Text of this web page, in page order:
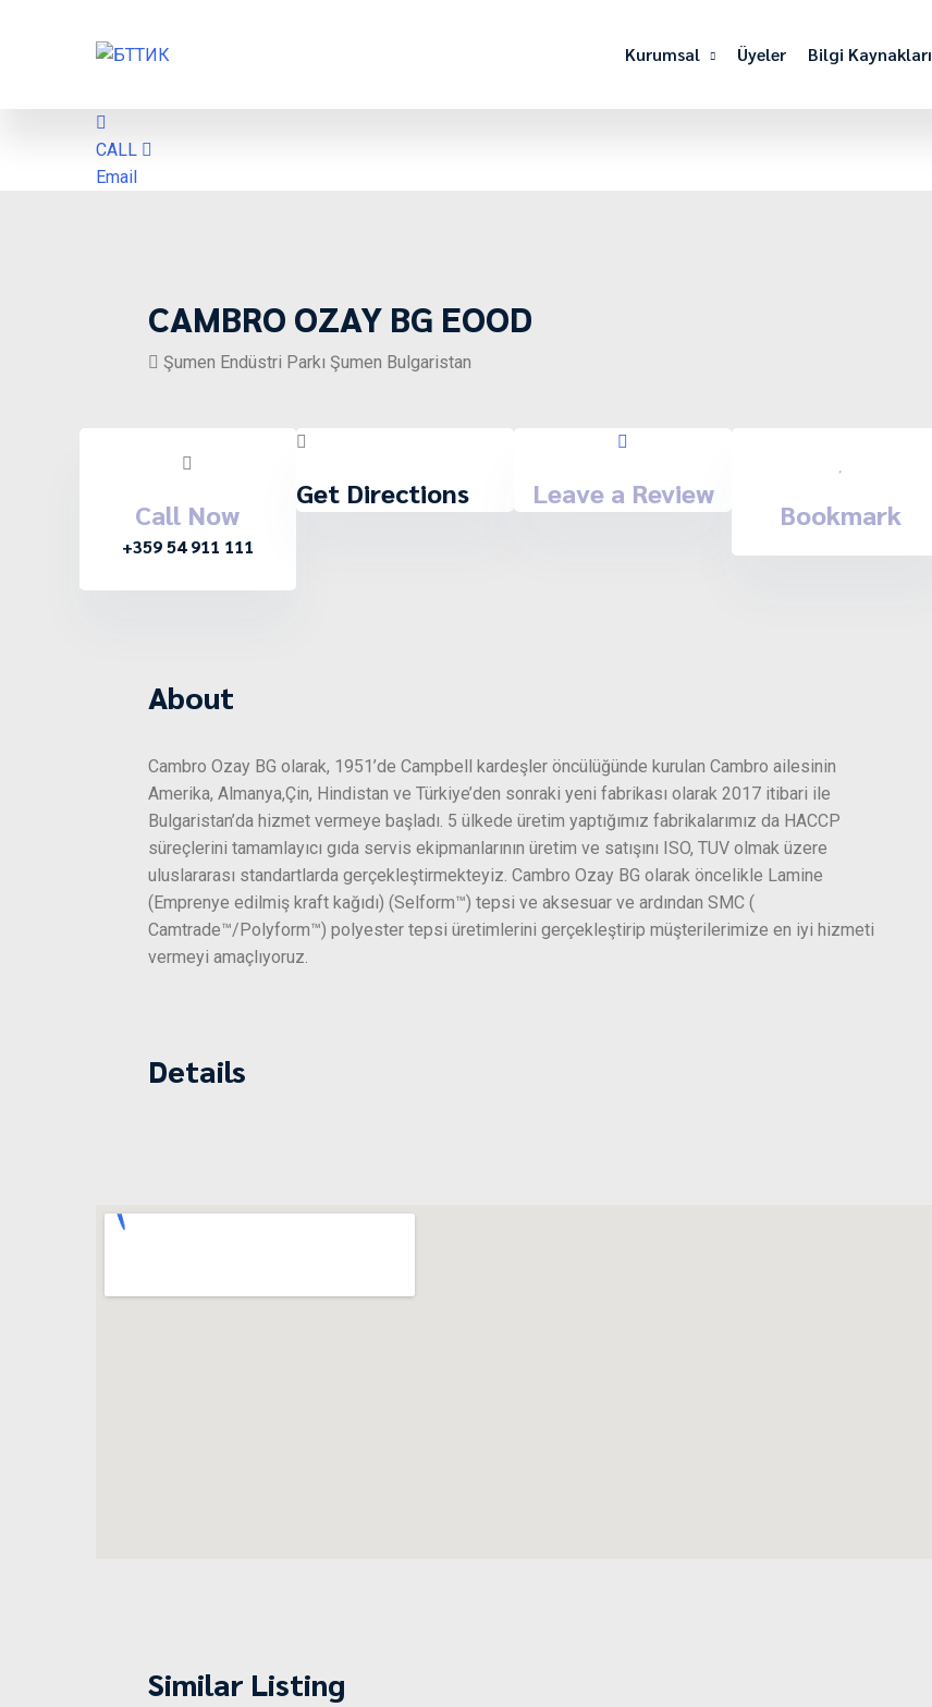
Kurumsal Üyeler Bilgi Kaynakları
CALL
Email
CAMBRO OZAY BG EOOD
Şumen Endüstri Parkı Şumen Bulgaristan
Call Now
+359 54 911 111
Get Directions Leave a Review
Bookmark
About
Cambro Ozay BG olarak, 1951’de Campbell kardeşler öncülüğünde kurulan Cambro ailesinin
Amerika, Almanya,Çin, Hindistan ve Türkiye’den sonraki yeni fabrikası olarak 2017 itibari ile
Bulgaristan’da hizmet vermeye başladı. 5 ülkede üretim yaptığımız fabrikalarımız da HACCP
süreçlerini tamamlayıcı gıda servis ekipmanlarının üretim ve satışını ISO, TUV olmak üzere
uluslararası standartlarda gerçekleştirmekteyiz. Cambro Ozay BG olarak öncelikle Lamine
(Emprenye edilmiş kraft kağıdı) (Selform™) tepsi ve aksesuar ve ardından SMC (
Camtrade™/Polyform™) polyester tepsi üretimlerini gerçekleştirip müşterilerimize en iyi hizmeti
vermeyi amaçlıyoruz.
Details
Similar Listing